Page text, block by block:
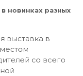
новинках разных
выставка в
со всего